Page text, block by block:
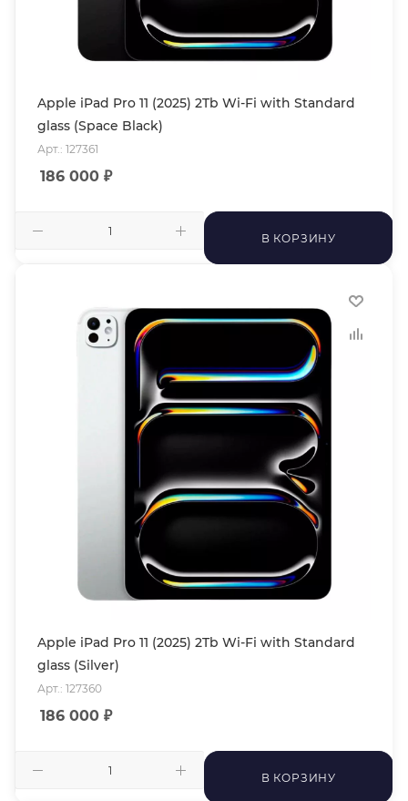
Apple iPad Pro 11 (2025) 2Tb Wi-Fi with Standard
glass (Space Black)
Арт.: 127361
186 000 ₽
В КОРЗИНУ
Apple iPad Pro 11 (2025) 2Tb Wi-Fi with Standard
glass (Silver)
Арт.: 127360
186 000 ₽
В КОРЗИНУ